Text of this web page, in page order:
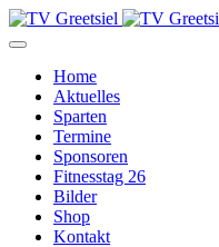
Home
Aktuelles
Sparten
Termine
Sponsoren
Fitnesstag 26
Bilder
Shop
Kontakt